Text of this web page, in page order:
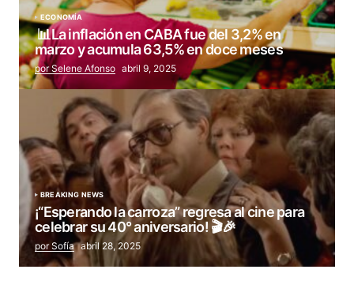
ECONOMÍA
📊La inflación en CABA fue del 3,2% en
marzo y acumula 63,5% en doce meses
por Selene Afonso abril 9, 2025
BREAKING NEWS
¡“Esperando la carroza” regresa al cine para
celebrar su 40° aniversario! 🎬🎉
por Sofía abril 28, 2025